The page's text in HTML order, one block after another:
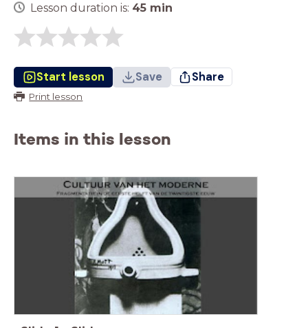
Lesson duration is: 45 min
Start lesson Save Share
Print lesson
Items in this lesson